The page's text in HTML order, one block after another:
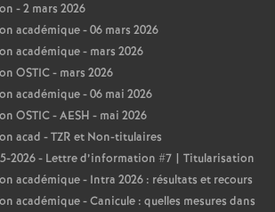
- 2 mars 2026
académique - 06 mars 2026
académique - mars 2026
OSTIC - mars 2026
académique - 06 mai 2026
OSTIC - AESH - mai 2026
acad - TZR et Non-titulaires
2026 - Lettre d’information #7 | Titularisation
académique - Intra 2026 : résultats et recours
académique - Canicule : quelles mesures dans